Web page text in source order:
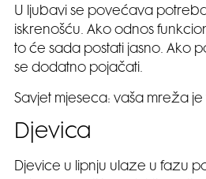
U ljubavi se povećava
iskrenošću. Ako odnos
to će sada postati jasno. Ako
se dodatno pojačati.
Savjet mjeseca: vaša mreža
Djevica
Djevice u lipnju ulaze u fazu